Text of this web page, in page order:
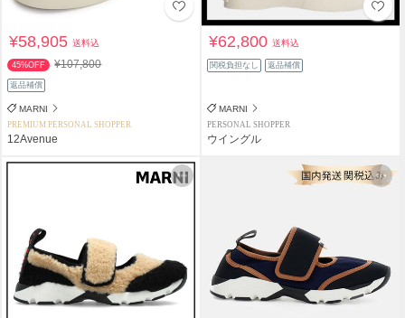
¥58,905送料込
45%OFF ¥107,800
返品補償
MARNI
PREMIUM PERSONAL SHOPPER
12Avenue
¥62,800送料込
関税負担なし 返品補償
MARNI
PERSONAL SHOPPER
ウイングル